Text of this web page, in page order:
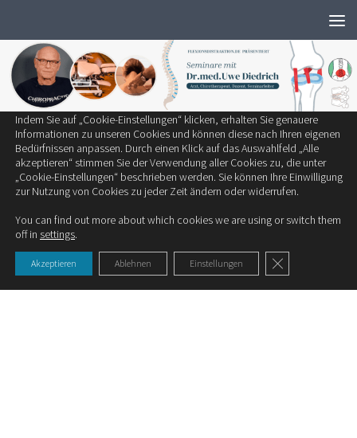
SCHLAGWÖRTER:FORTBILDUNGSRAUM
FLEXIONSDISTRAKTION
Touch Seminare
Wir verwenden ausschließlich notwendige Cookies, um die bestmögliche
Zum Einsatz kommen auf unserer Seite:
Technisch notwendige Cookies
Statistik-Cookies
Cookies von Drittanbietern
Indem Sie auf „Cookie-Einstellungen“ klicken, erhalten Sie genauere
Informationen zu unseren Cookies und können diese nach Ihren eigenen
Bedürfnissen anpassen. Durch einen Klick auf das Auswahlfeld „Alle
akzeptieren“ stimmen Sie der Verwendung aller Cookies zu, die unter
„Cookie-Einstellungen“ beschrieben werden. Sie können Ihre Einwilligung
zur Nutzung von Cookies zu jeder Zeit ändern oder widerrufen.
You can find out more about which cookies we are using or switch them
off in settings.
Akzeptieren Ablehnen Einstellungen GDPR Cookie-